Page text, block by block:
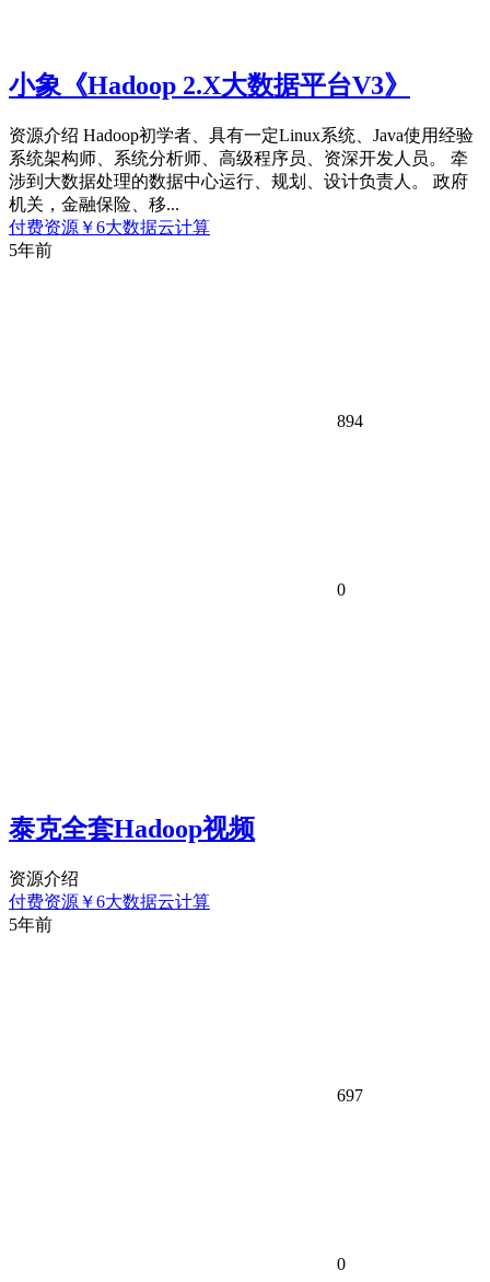
小象《Hadoop 2.X大数据平台V3》
资源介绍 Hadoop初学者、具有一定Linux系统、Java使用经验
系统架构师、系统分析师、高级程序员、资深开发人员。 牵
涉到大数据处理的数据中心运行、规划、设计负责人。 政府
机关，金融保险、移...
付费资源 ￥6大数据云计算
5年前
894
0
泰克全套Hadoop视频
资源介绍
付费资源 ￥6大数据云计算
5年前
697
0